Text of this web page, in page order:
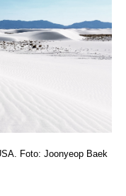
Foto: Joonyeop Baek